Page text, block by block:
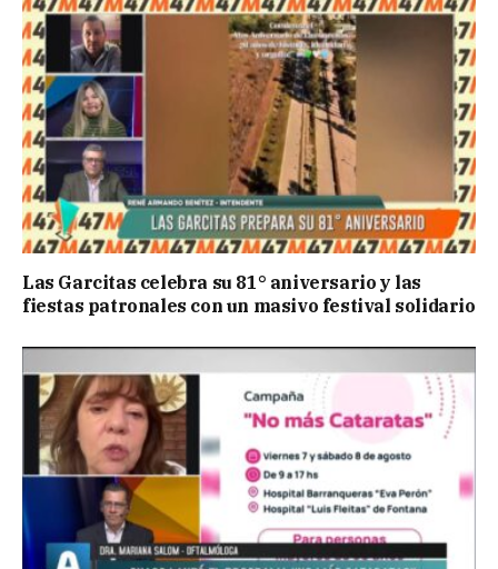
Las Garcitas celebra su 81° aniversario y las
fiestas patronales con un masivo festival solidario